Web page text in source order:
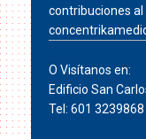
contribuciones al
O Visítanos en:
Edificio San
Tel: 601